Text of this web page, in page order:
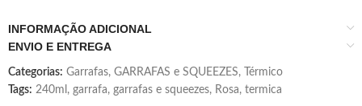
INFORMAÇÃO ADICIONAL
ENVIO E ENTREGA
Categorias: Garrafas, GARRAFAS e SQUEEZES,
Térmico
Tags: 240ml , garrafa, garrafas e squeezes, Rosa, termica